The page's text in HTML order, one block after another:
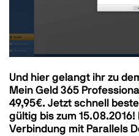
Text
Und hier gelangt ihr zu
Mein Geld 365 Professional
49,95€. Jetzt schnell
gültig bis zum
Verbindung mit Parallels